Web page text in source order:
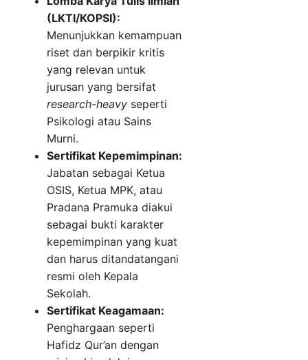
(LKTI/KOPSI):
Menunjukkan kemampuan
riset dan berpikir kritis
yang relevan untuk
jurusan yang bersifat
research-heavy seperti
Psikologi atau Sains
Murni.
Sertifikat Kepemimpinan:
Jabatan sebagai Ketua
OSIS, Ketua MPK, atau
Pradana Pramuka diakui
sebagai bukti karakter
kepemimpinan yang kuat
dan harus ditandatangani
resmi oleh Kepala
Sekolah.
Sertifikat Keagamaan:
Penghargaan seperti
Hafidz Qur’an dengan